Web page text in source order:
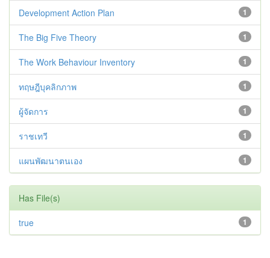
1
Development Action Plan
1
The Big Five Theory
1
The Work Behaviour Inventory
1
ทฤษฎีบุคลิกภาพ
1
ผู้จัดการ
1
ราชเทวี
1
แผนพัฒนาตนเอง
Has File(s)
1
true